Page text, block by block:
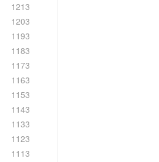
1213
1203
1193
1183
1173
1163
1153
1143
1133
1123
1113